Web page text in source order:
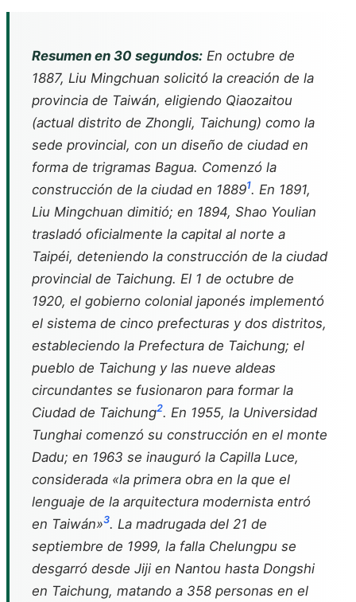
Resumen en 30 segundos: En octubre de
1887, Liu Mingchuan solicitó la creación de la
provincia de Taiwán, eligiendo Qiaozaitou
(actual distrito de Zhongli, Taichung) como la
sede provincial, con un diseño de ciudad en
forma de trigramas Bagua. Comenzó la
construcción de la ciudad en 18891. En 1891,
Liu Mingchuan dimitió; en 1894, Shao Youlian
trasladó oficialmente la capital al norte a
Taipéi, deteniendo la construcción de la ciudad
provincial de Taichung. El 1 de octubre de
1920, el gobierno colonial japonés implementó
el sistema de cinco prefecturas y dos distritos,
estableciendo la Prefectura de Taichung; el
pueblo de Taichung y las nueve aldeas
circundantes se fusionaron para formar la
Ciudad de Taichung2. En 1955, la Universidad
Tunghai comenzó su construcción en el monte
Dadu; en 1963 se inauguró la Capilla Luce,
considerada «la primera obra en la que el
lenguaje de la arquitectura modernista entró
en Taiwán»3. La madrugada del 21 de
septiembre de 1999, la falla Chelungpu se
desgarró desde Jiji en Nantou hasta Dongshi
en Taichung, matando a 358 personas en el